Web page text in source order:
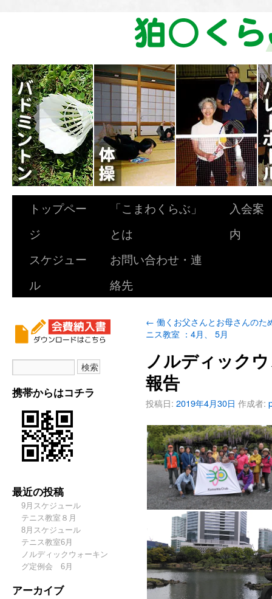
トップペー
ジ
「こまわくらぶ」
とは
入会案
内
スケジュー
ル
お問い合わせ・連
絡先
携帯からはコチラ
最近の投稿
9月スケジュール
テニス教室８月
8月スケジュール
テニス教室6月
ノルディックウォーキン
グ定例会 6月
アーカイブ
← 働くお父さんとお母さんのた
ニス教室 ：4月、 5月
ノルディック
報告
投稿日: 2019年4月30日 作成者: